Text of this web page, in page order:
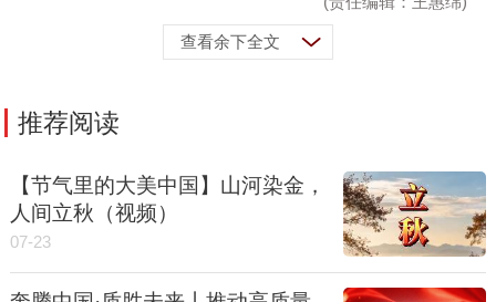
查看余下全文
推荐阅读
【节气里的大美中国】山河染金，
人间立秋（视频）
07-23